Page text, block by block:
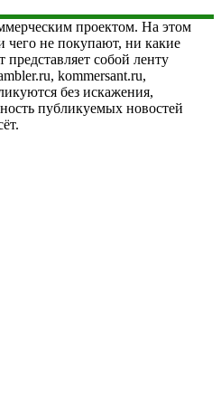
проектом. На этом
чего не покупают, ни какие
собой ленту
kommersant.ru,
без искажения,
публикуемых новостей